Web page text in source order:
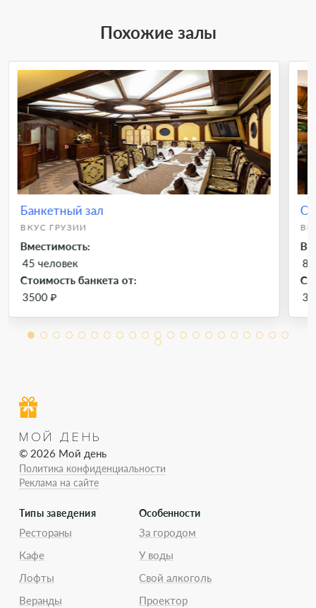
Похожие залы
Банкетный зал
ВКУС ГРУЗИИ
Вместимость:
45 человек
Стоимость банкета от:
3500 ₽
МОЙ ДЕНЬ
© 2026 Мой день
Политика конфиденциальности
Реклама на сайте
Типы заведения
Рестораны
Кафе
Лофты
Веранды
Особенности
За городом
У воды
Свой алкоголь
Проектор